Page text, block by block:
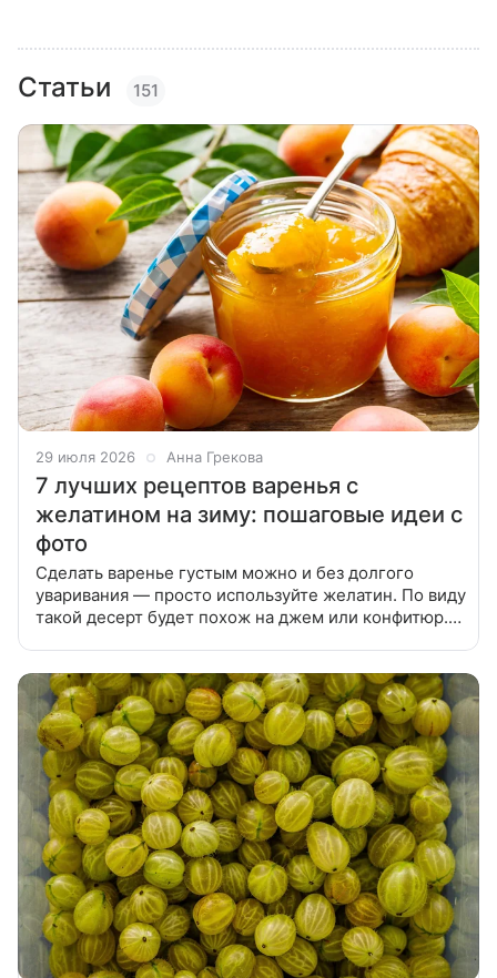
Статьи 151
29 июля 2026 Анна Грекова
7 лучших рецептов варенья с
желатином на зиму: пошаговые идеи с
фото
Сделать варенье густым можно и без долгого
уваривания — просто используйте желатин. По виду
такой десерт будет похож на джем или конфитюр.